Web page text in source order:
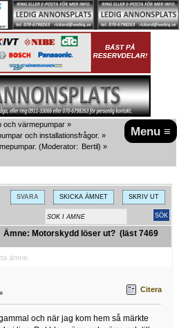
Menu ≡
och värmepumpar »
och installationsfrågor. »
(Moderator: Bertil) »
SVARA SKICKA ÄMNET SKRIV UT
Ämne: Motorskydd löser ut? (läst 7469
ämne.
Citera
och när jag kom hem så märkte